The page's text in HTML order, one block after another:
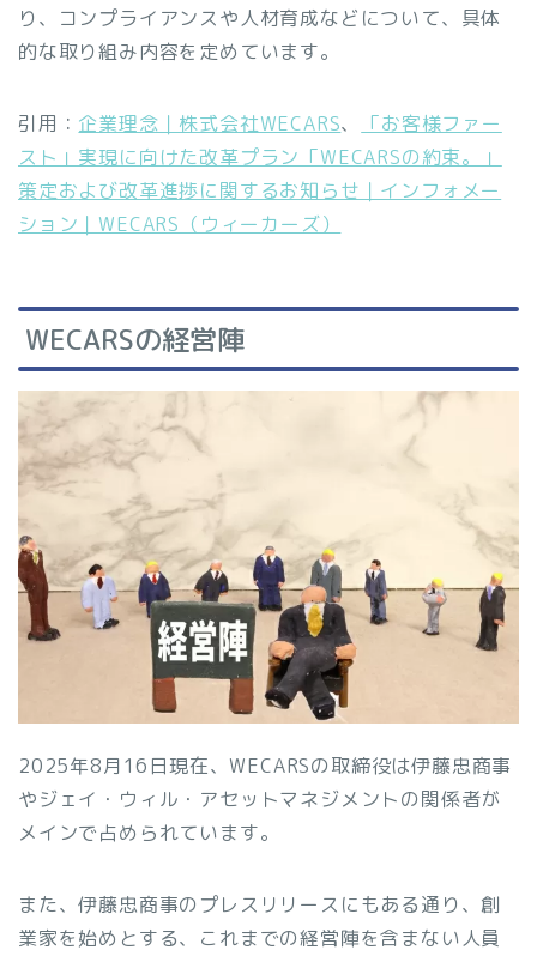
り、コンプライアンスや人材育成などについて、具体
的な取り組み内容を定めています。
引用： 企業理念｜株式会社WECARS、
「お客様ファー
スト」実現に向けた改革プラン「WECARSの約束。」
策定および改革進捗に関するお知らせ｜インフォメー
ション｜WECARS（ウィーカーズ）
WECARSの経営陣
2025年8月16日現在、WECARSの取締役は伊藤忠商事
やジェイ・ウィル・アセットマネジメントの関係者が
メインで占められています。
また、伊藤忠商事のプレスリリースにもある通り、創
業家を始めとする、これまでの経営陣を含まない人員